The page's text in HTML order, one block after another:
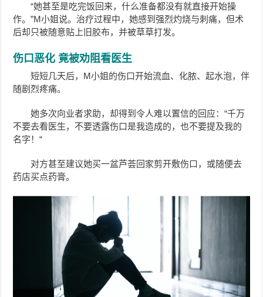
“她甚至是吃完饭回来，什么准备都没有就直接开始操
作。”M小姐说。治疗过程中，她感到强烈灼烧与刺痛，但术
后却只被随意贴上旧胶布，并被草草打发。
伤口恶化 竟被劝阻看医生
短短几天后，M小姐的伤口开始流血、化脓、起水泡，伴
随剧烈疼痛。
她多次向业者求助，却得到令人难以置信的回应：“千万
不要去看医生，不要透露伤口是我造成的，也不要提及我的
名字！“
对方甚至建议她买一盆芦荟回家剪开敷伤口，或随便去
药店买点药膏。